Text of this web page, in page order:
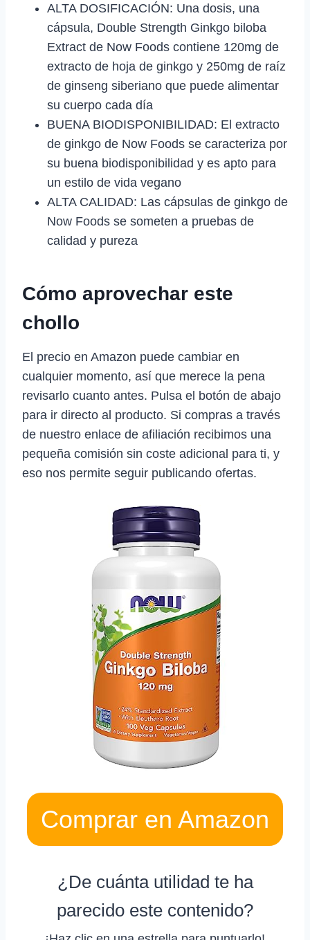
ALTA DOSIFICACIÓN: Una dosis, una
cápsula, Double Strength Ginkgo biloba
Extract de Now Foods contiene 120mg de
extracto de hoja de ginkgo y 250mg de raíz
de ginseng siberiano que puede alimentar
su cuerpo cada día
BUENA BIODISPONIBILIDAD: El extracto
de ginkgo de Now Foods se caracteriza por
su buena biodisponibilidad y es apto para
un estilo de vida vegano
ALTA CALIDAD: Las cápsulas de ginkgo de
Now Foods se someten a pruebas de
calidad y pureza
Cómo aprovechar este
chollo
El precio en Amazon puede cambiar en
cualquier momento, así que merece la pena
revisarlo cuanto antes. Pulsa el botón de abajo
para ir directo al producto. Si compras a través
de nuestro enlace de afiliación recibimos una
pequeña comisión sin coste adicional para ti, y
eso nos permite seguir publicando ofertas.
Comprar en Amazon
¿De cuánta utilidad te ha
parecido este contenido?